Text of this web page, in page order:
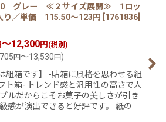
グレー ≪２サイズ展開≫ 1ロッ
り／単価 115.50〜123円
1761836
～12,300円 (税別)
円～13,530円)
組箱です】 -貼箱に風格を思わせる組
ト箱- トレンド感と汎用性の高さで人
ルだからこそお菓子の美しさが引き
感が演出できると好評です。 紙の